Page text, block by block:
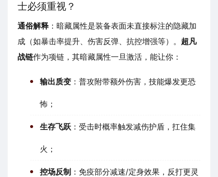
士必须重视？
通俗解释 ：暗藏属性是装备表面未直接标注的隐藏加
成（如暴击率提升、伤害反弹、抗控增强等）。 超凡
战链作为项链，其暗藏属性一旦激活，能让你：
输出质变 ：普攻附带额外伤害，技能爆发更恐
怖；
生存飞跃 ：受击时概率触发减伤护盾，扛住集
火；
控场反制 ：免疫部分减速/定身效果，反打更灵